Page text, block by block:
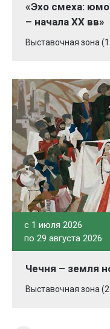
«Эхо смеха:
– начала XX вв»
Выставочная зона
c 1 июля 2026
по 29 августа 2026
Чечня – земля
Выставочная зона